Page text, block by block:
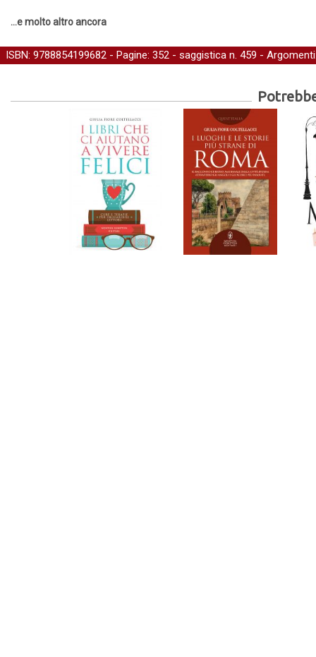
...e molto altro ancora
ISBN: 9788854199682 - Pagine: 352 - saggistica n. 459 -